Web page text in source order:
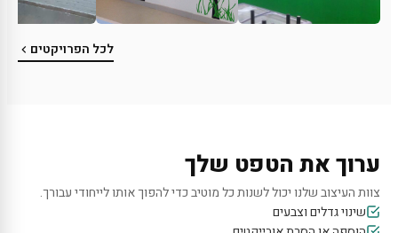
לכל הפרויקטים
ערוך את הטפט שלך
צוות העיצוב שלנו יכול לשנות כל מוטיב כדי להפוך אותו לייחודי עבורך.
שינוי גדלים וצבעים